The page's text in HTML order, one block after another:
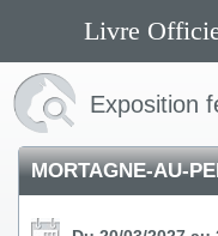
Livre
Exposition
MORTAGNE-AU-